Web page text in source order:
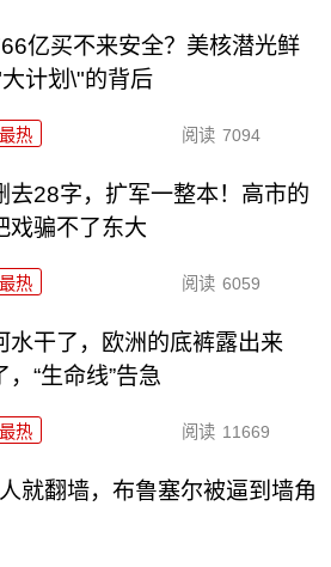
亿买不来安全？美核潜光鲜
计划\"的背后
最热 阅读 7094
去28字，扩军一整本！高市的
戏骗不了东大
最热 阅读 6059
水干了，欧洲的底裤露出来
，“生命线”告急
最热 阅读 11669
就翻墙，布鲁塞尔被逼到墙角